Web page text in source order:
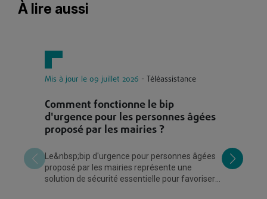
À lire aussi
Mis à jour le 09 juillet 2026 - Téléassistance
Comment fonctionne le bip
d'urgence pour les personnes âgées
proposé par les mairies ?
Le&nbsp;bip d'urgence pour personnes âgées
proposé par les mairies représente une
solution de sécurité essentielle pour favoriser